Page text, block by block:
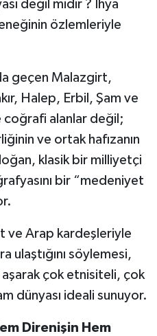
değil midir ? İhya
özlemleriyle
geçen Malazgirt,
Halep, Erbil, Şam ve
coğrafi alanlar değil;
ve ortak hafızanın
klasik bir milliyetçi
bir “medeniyet
ve Arap kardeşleriyle
ulaştığını söylemesi,
aşarak çok etnisiteli, çok
dünyası ideali sunuyor.
Direnişin Hem